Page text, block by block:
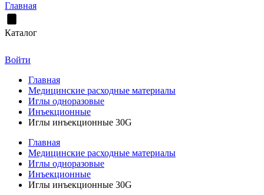
Главная
Каталог
Войти
Главная
Медицинские расходные материалы
Иглы одноразовые
Инъекционные
Иглы инъекционные 30G
Главная
Медицинские расходные материалы
Иглы одноразовые
Инъекционные
Иглы инъекционные 30G